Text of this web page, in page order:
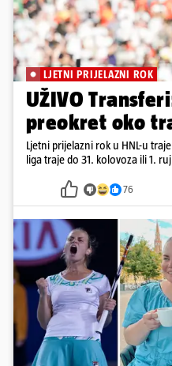
LJETNI PRIJELAZNI ROK
UŽIVO
preokret oko
Ljetni prijelazni rok u HNL-u
liga traje do 31. kolovoza ili 1.
76